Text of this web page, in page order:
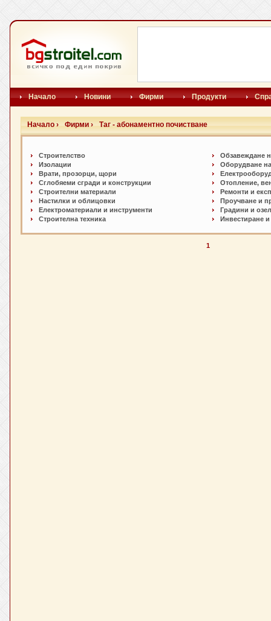
Начало Новини Фирми Продукти
Начало › Фирми › Таг - абонаментно почистване
Строителство
Изолации
Врати, прозорци, щори
Сглобяеми сгради и конструкции
Строителни материали
Настилки и oблицовки
Електроматериали и инструменти
Строителна техника
Обзавеждане
Оборудване
Отопление,
Ремонти и
Проучване и
Градини и
Инвестиране
1